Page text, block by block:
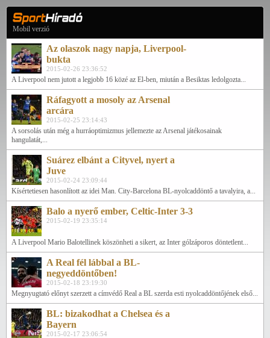
Mobil verzió
Az olaszok nagy napja, Liverpool-
bukta
2015-02-26 23:36:52
A Liverpool nem jutott a legjobb 16 közé az El-ben, miután a Besiktas ledolgozta...
Ráfagyott a mosoly az Arsenal
arcára
2015-02-25 23:14:43
A sorsolás után még a hurráoptimizmus jellemezte az Arsenal játékosainak
hangulatát,...
Suárez elbánt a Cityvel, nyert a
Juve
2015-02-24 23:09:44
Kísértetiesen hasonlított az idei Man. City-Barcelona BL-nyolcaddöntő a tavalyira, a...
Balo a nyerő ember, Celtic-Inter 3-3
2015-02-19 23:35:14
A Liverpool Mario Balotellinek köszönheti a sikert, az Inter gólzáporos döntetlent...
A Real fél lábbal a BL-
negyeddöntőben!
2015-02-18 23:19:30
Megnyugtató előnyt szerzett a címvédő Real a BL szerda esti nyolcaddöntőjének első...
BL: bizakodhat a Chelsea és a
Bayern
2015-02-17 23:06:54